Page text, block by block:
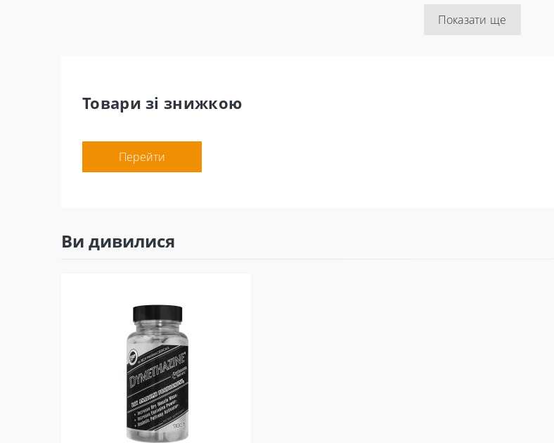
Показати ще
Товари зі знижкою
Перейти
Ви дивилися